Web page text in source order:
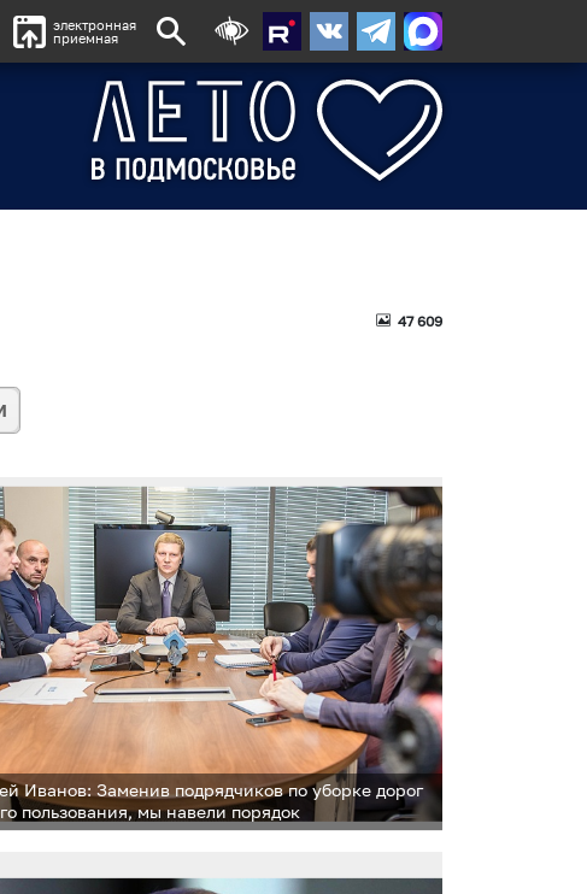
электронная
приемная
47 609
Иванов: Заменив подрядчиков по уборке дорог
пользования, мы навели порядок